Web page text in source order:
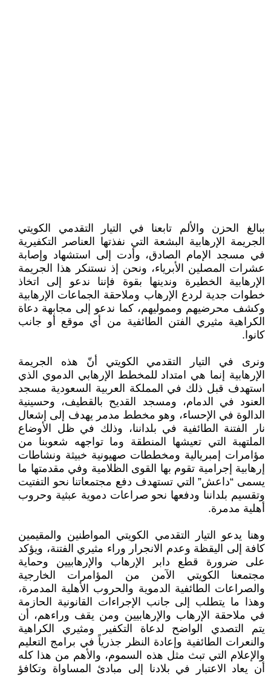
ببالغ الحزن والألم تابعنا في التيار التقدمي الكويتي
الجريمة الإرهابية البشعة التي نفذتها العناصر التكفيرية
في مسجد الإمام الصادق، وأدت إلى استشهاد وإصابة
عشرات المصلين الأبرياء، ونحن إذ نستنكر هذا الجريمة
الإرهابية الخطيرة وندينها بقوة فإننا ندعو إلى اتخاذ
خطوات جدية لردع الإرهاب وملاحقة الجماعات الإرهابية
وكشف محرضيهم ومموليهم، كما ندعو إلى مجابهة دعاة
الكراهية مثيري الفتن الطائفية من أي موقع أو جانب
كانوا.
ونرى في التيار التقدمي الكويتي أنّ هذه الجريمة
الإرهابية إنما هي امتداد للمخطط الإرهابي الدموي الذي
استهدف قبل ذلك في المملكة العربية السعودية مسجد
العنود في الدمام، ومسجد القديح بالقطيف، وحسينية
الدالوة في الإحساء، وهو مخطط مدمر يهدف إلى إشعال
نار الفتنة الطائفية في بلداننا، وذلك في ظل الأوضاع
الملتهبة التي تعيشها المنطقة وما تواجهه شعوبنا من
مؤامرات إمبريالية ومخططات صهيونية خبيثة ونشاطات
إرهابية إجرامية تقوم بها القوى الظلامية وفي مقدمتها ما
يسمى “داعش” التي تستهدف دفع مجتمعاتنا نحو التفتيت
وتقسيم بلداننا ودفعها نحو صراعات دموية عبثية وحروب
أهلية مدمرة.
وهنا يدعو التيار التقدمي الكويتي المواطنين والمقيمين
كافة إلى اليقظة وعدم الانجرار وراء مثيري الفتنة، ويؤكد
على ضرورة قطع دابر الإرهاب والإرهابيين وحماية
مجتمعنا الكويتي الآمن من المؤامرات الخارجية
والصراعات الطائفية الدموية والحروب الأهلية المدمرة،
وهذا ما يتطلب إلى جانب الإجراءات القانونية الحازمة
في ملاحقة الإرهاب والإرهابيين ومن يقف وراءهم، أن
يتم التصدي الواضح لدعاة التكفير ومثيري الكراهية
والنعرات الطائفية وإعادة النظر جذرياً في برامج التعليم
والإعلام التي تبث مثل هذه السموم، والأهم من هذا كله
أن يعاد الاعتبار في بلادنا إلى مبادئ المساواة وتكافؤ